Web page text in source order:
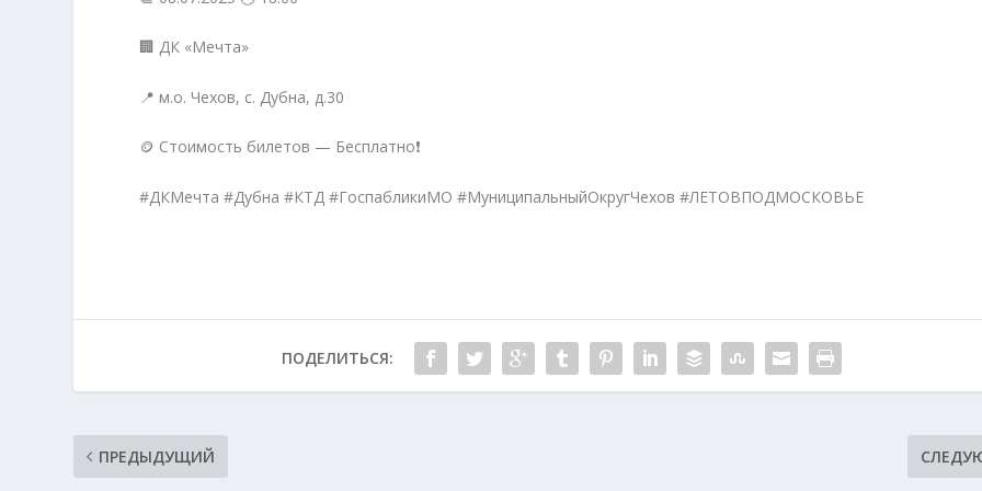
🏢 ДК «Мечта»
📍 м.о. Чехов, с. Дубна, д.30
🪙 Стоимость билетов — Бесплатно❗️
#ДКМечта #Дубна #КТД #ГоспабликиМО #МуниципальныйОкругЧехов #ЛЕТОВПОДМОСКОВЬЕ
ПОДЕЛИТЬСЯ:
ПРЕДЫДУЩИЙ